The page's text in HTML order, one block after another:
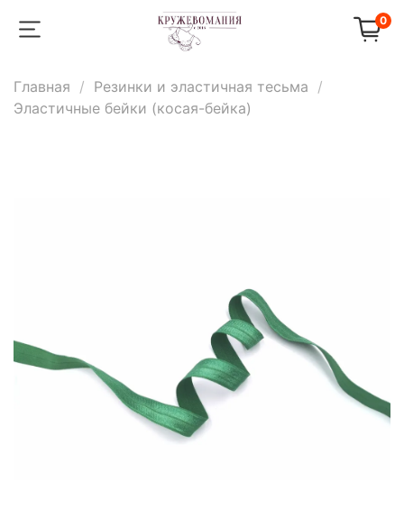
0
Главная
Резинки и эластичная тесьма
Эластичные бейки (косая-бейка)